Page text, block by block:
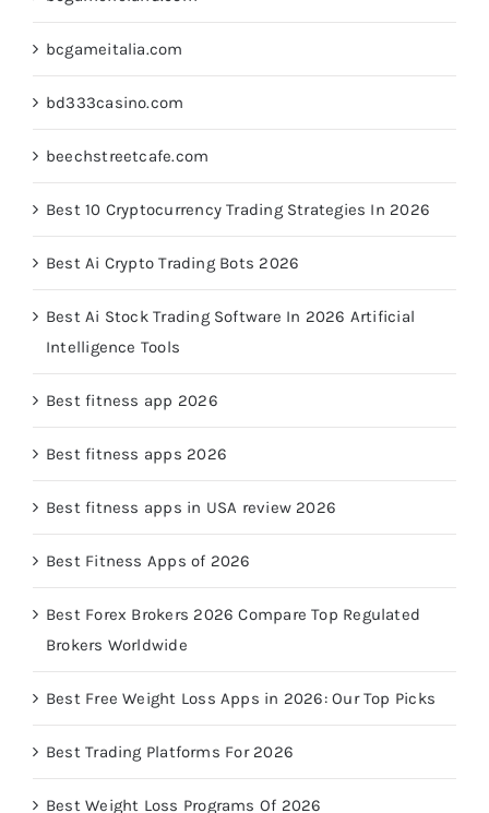
bcgameitalia.com
bd333casino.com
beechstreetcafe.com
Best 10 Cryptocurrency Trading Strategies In 2026
Best Ai Crypto Trading Bots 2026
Best Ai Stock Trading Software In 2026 Artificial
Intelligence Tools
Best fitness app 2026
Best fitness apps 2026
Best fitness apps in USA review 2026
Best Fitness Apps of 2026
Best Forex Brokers 2026 Compare Top Regulated
Brokers Worldwide
Best Free Weight Loss Apps in 2026: Our Top Picks
Best Trading Platforms For 2026
Best Weight Loss Programs Of 2026